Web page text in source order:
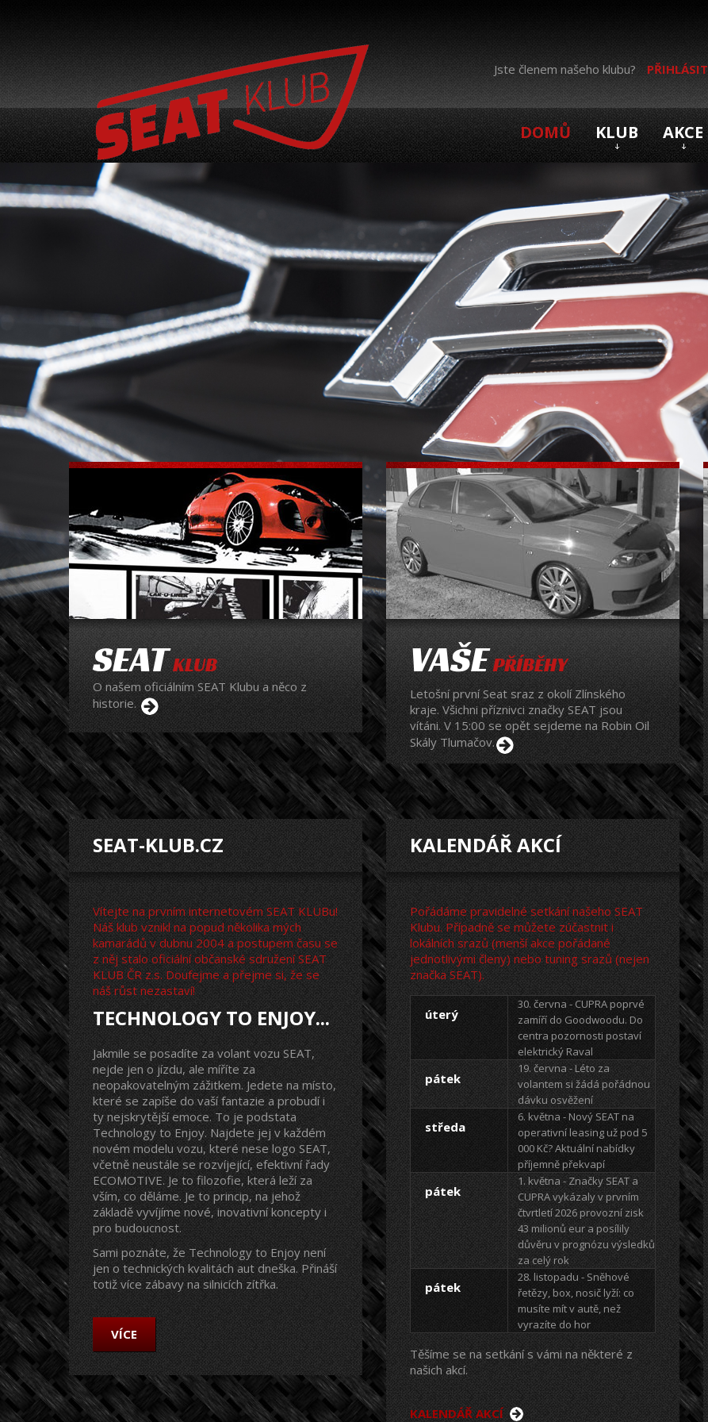
Jste členem našeho klubu? PŘIHLÁSIT
DOMŮ KLUB AKCE
SEAT KLUB
O našem oficiálním SEAT Klubu a něco z
historie.
VAŠE PŘÍBĚHY
Letošní první Seat sraz z okolí Zlínského
kraje. Všichni příznivci značky SEAT jsou
vítáni. V 15:00 se opět sejdeme na Robin Oil
Skály Tlumačov.
SEAT-KLUB.CZ
Vítejte na prvním internetovém SEAT KLUBu!
Náš klub vznikl na popud několika mých
kamarádů v dubnu 2004 a postupem času se
z něj stalo oficiální občanské sdružení SEAT
KLUB ČR z.s. Doufejme a přejme si, že se
náš růst nezastaví!
TECHNOLOGY TO ENJOY...
Jakmile se posadíte za volant vozu SEAT,
nejde jen o jízdu, ale míříte za
neopakovatelným zážitkem. Jedete na místo,
které se zapíše do vaší fantazie a probudí i
ty nejskrytější emoce. To je podstata
Technology to Enjoy. Najdete jej v každém
novém modelu vozu, které nese logo SEAT,
včetně neustále se rozvíjející, efektivní řady
ECOMOTIVE. Je to filozofie, která leží za
vším, co děláme. Je to princip, na jehož
základě vyvíjíme nové, inovativní koncepty i
pro budoucnost.
Sami poznáte, že Technology to Enjoy není
jen o technických kvalitách aut dneška. Přináší
totiž více zábavy na silnicích zítřka.
VÍCE
KALENDÁŘ AKCÍ
Pořádáme pravidelné setkání našeho SEAT
Klubu. Případně se můžete zúčastnit i
lokálních srazů (menší akce pořádané
jednotlivými členy) nebo tuning srazů (nejen
značka SEAT).
úterý
30. června - CUPRA poprvé
zamíří do Goodwoodu. Do
centra pozornosti postaví
elektrický Raval
pátek
19. června - Léto za
volantem si žádá pořádnou
dávku osvěžení
středa
6. května - Nový SEAT na
operativní leasing už pod 5
000 Kč? Aktuální nabídky
příjemně překvapí
pátek
1. května - Značky SEAT a
CUPRA vykázaly v prvním
čtvrtletí 2026 provozní zisk
43 milionů eur a posílily
důvěru v prognózu výsledků
za celý rok
pátek
28. listopadu - Sněhové
řetězy, box, nosič lyží: co
musíte mít v autě, než
vyrazíte do hor
Těšíme se na setkání s vámi na některé z
našich akcí.
KALENDÁŘ AKCÍ